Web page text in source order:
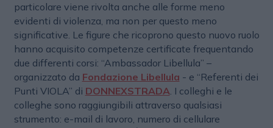
particolare viene rivolta anche alle forme meno
evidenti di violenza, ma non per questo meno
significative. Le figure che ricoprono questo nuovo ruolo
hanno acquisito competenze certificate frequentando
due differenti corsi: “Ambassador Libellula” –
organizzato da Fondazione Libellula - e “Referenti dei
Punti VIOLA” di DONNEXSTRADA. I colleghi e le
colleghe sono raggiungibili attraverso qualsiasi
strumento: e-mail di lavoro, numero di cellulare